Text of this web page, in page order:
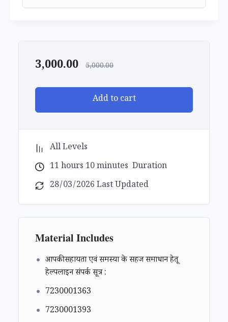
3,000.00 5,000.00
Add to cart
All Levels
11 hours 10minutes Duration
28/03/2026 Last Updated
Material Includes
आपकी सहायता एवं समस्या के सहज समाधान हेतू
हेल्पलाइन संपर्क सूत्र :
7230001363
7230001393